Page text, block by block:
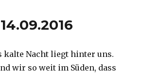
kalte Nacht liegt hinter uns.
wir so weit im Süden, dass